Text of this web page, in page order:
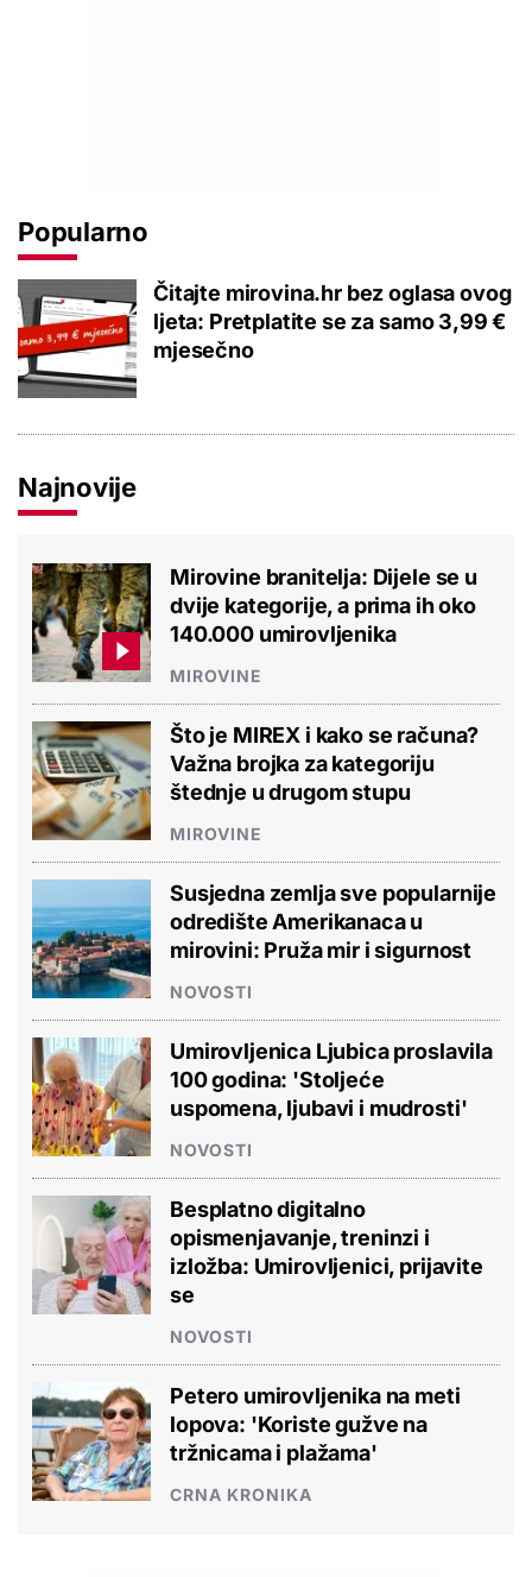
Popularno
Čitajte mirovina.hr bez oglasa ovog
ljeta: Pretplatite se za samo 3,99 €
mjesečno
Najnovije
Mirovine branitelja: Dijele se u
dvije kategorije, a prima ih oko
140.000 umirovljenika
MIROVINE
Što je MIREX i kako se računa?
Važna brojka za kategoriju
štednje u drugom stupu
MIROVINE
Susjedna zemlja sve popularnije
odredište Amerikanaca u
mirovini: Pruža mir i sigurnost
NOVOSTI
Umirovljenica Ljubica proslavila
100 godina: 'Stoljeće
uspomena, ljubavi i mudrosti'
NOVOSTI
Besplatno digitalno
opismenjavanje, treninzi i
izložba: Umirovljenici, prijavite
se
NOVOSTI
Petero umirovljenika na meti
lopova: 'Koriste gužve na
tržnicama i plažama'
CRNA KRONIKA